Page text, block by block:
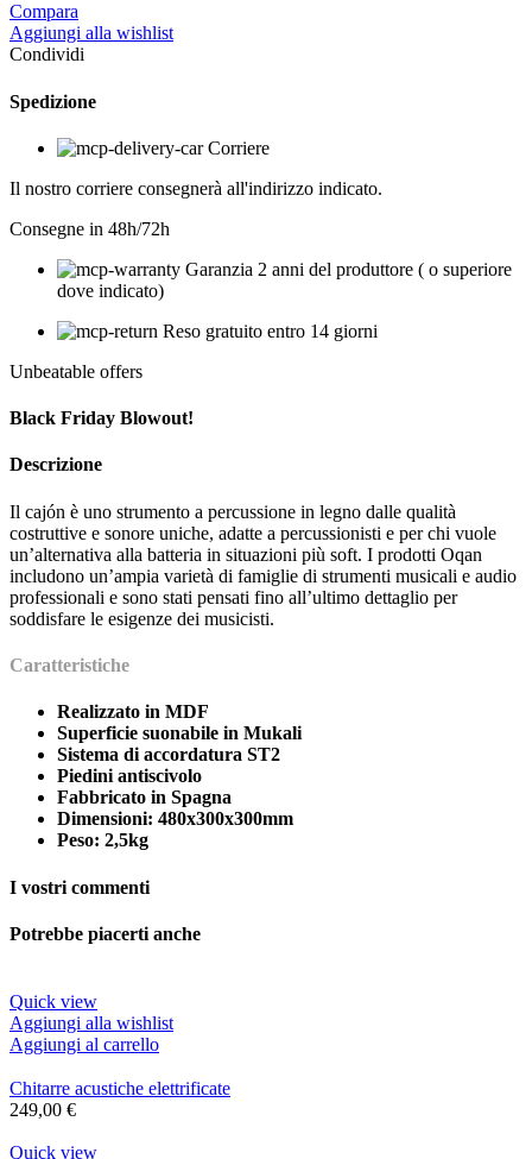
Compara
Aggiungi alla wishlist
Condividi
Spedizione
Corriere
Il nostro corriere consegnerà all'indirizzo indicato.
Consegne in 48h/72h
Garanzia 2 anni del produttore ( o superiore
dove indicato)
Reso gratuito entro 14 giorni
Unbeatable offers
Black Friday Blowout!
Descrizione
Il cajón è uno strumento a percussione in legno dalle qualità
costruttive e sonore uniche, adatte a percussionisti e per chi vuole
un’alternativa alla batteria in situazioni più soft. I prodotti Oqan
includono un’ampia varietà di famiglie di strumenti musicali e audio
professionali e sono stati pensati fino all’ultimo dettaglio per
soddisfare le esigenze dei musicisti.
Caratteristiche
Realizzato in MDF
Superficie suonabile in Mukali
Sistema di accordatura ST2
Piedini antiscivolo
Fabbricato in Spagna
Dimensioni: 480x300x300mm
Peso: 2,5kg
I vostri commenti
Potrebbe piacerti anche
Quick view
Aggiungi alla wishlist
Aggiungi al carrello
Chitarre acustiche elettrificate
249,00 €
Quick view